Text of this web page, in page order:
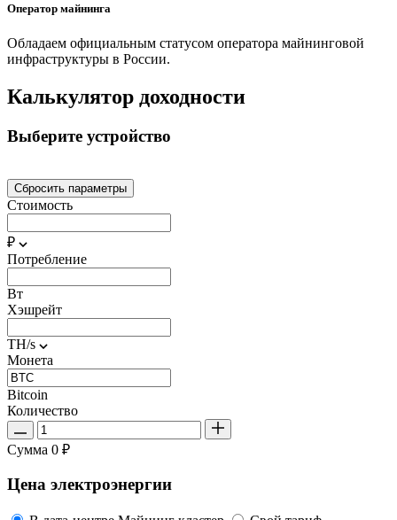
Оператор майнинга
Обладаем официальным статусом оператора майнинговой
инфраструктуры в России.
Калькулятор доходности
Выберите устройство
Сбросить параметры
Стоимость
₽
Потребление
Вт
Хэшрейт
TH/s
Монета
Bitcoin
Количество
Сумма 0 ₽
Цена электроэнергии